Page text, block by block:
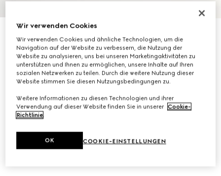
Krawatte aus GG Seidenjacquard
€ 220
Variantenschwarz
Wir verwenden Cookies
Wir verwenden Cookies und ähnliche Technologien, um die
Navigation auf der Website zu verbessern, die Nutzung der
Website zu analysieren, uns bei unseren Marketingaktivitäten zu
unterstützen und Ihnen zu ermöglichen, unsere Inhalte auf Ihren
sozialen Netzwerken zu teilen. Durch die weitere Nutzung dieser
Website stimmen Sie diesen Nutzungsbedingungen zu.
Weitere Informationen zu diesen Technologien und ihrer
Verwendung auf dieser Website finden Sie in unserer Cookie-
Richtlinie.
COOKIE-EINSTELLUNGEN
OK